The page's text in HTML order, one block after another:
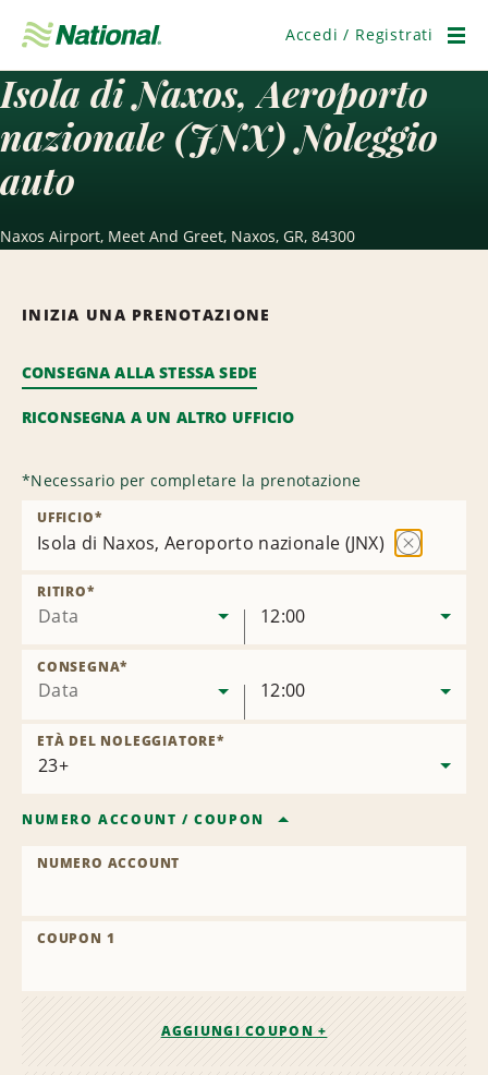
navigazione
Accedi / Registrati
Isola di Naxos, Aeroporto
nazionale (JNX) Noleggio
auto
Naxos Airport, Meet And Greet, Naxos, GR, 84300
INIZIA UNA PRENOTAZIONE
CONSEGNA ALLA STESSA SEDE
RICONSEGNA A UN ALTRO UFFICIO
*Necessario per completare la prenotazione
Isola di Naxos, Aeroporto nazionale (JNX)
UFFICIO*
Data
RITIRO*
12:00
Data
CONSEGNA*
12:00
ETÀ DEL NOLEGGIATORE*
NUMERO ACCOUNT /COUPON
NUMERO ACCOUNT
COUPON 1
AGGIUNGI COUPON +